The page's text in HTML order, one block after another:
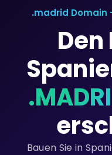
.madrid Domain
Bauen Sie in